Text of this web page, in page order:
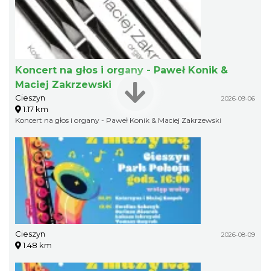
Koncert na głos i organy - Paweł Konik &
Maciej Zakrzewski
Cieszyn 2026-09-06
1.17 km
Koncert na głos i organy - Paweł Konik & Maciej Zakrzewski
Cieszyn 2026-08-09
1.48 km